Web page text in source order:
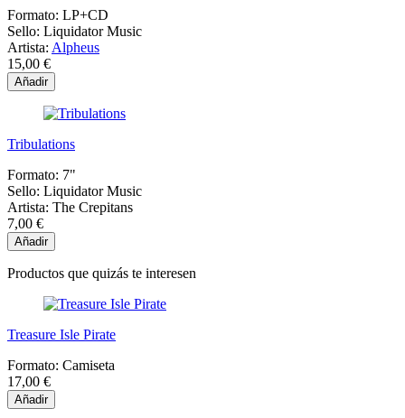
Formato: LP+CD
Sello: Liquidator Music
Artista: Alpheus
15,00 €
Añadir
Tribulations
Formato: 7"
Sello: Liquidator Music
Artista: The Crepitans
7,00 €
Añadir
Productos que quizás te interesen
Treasure Isle Pirate
Formato: Camiseta
17,00 €
Añadir